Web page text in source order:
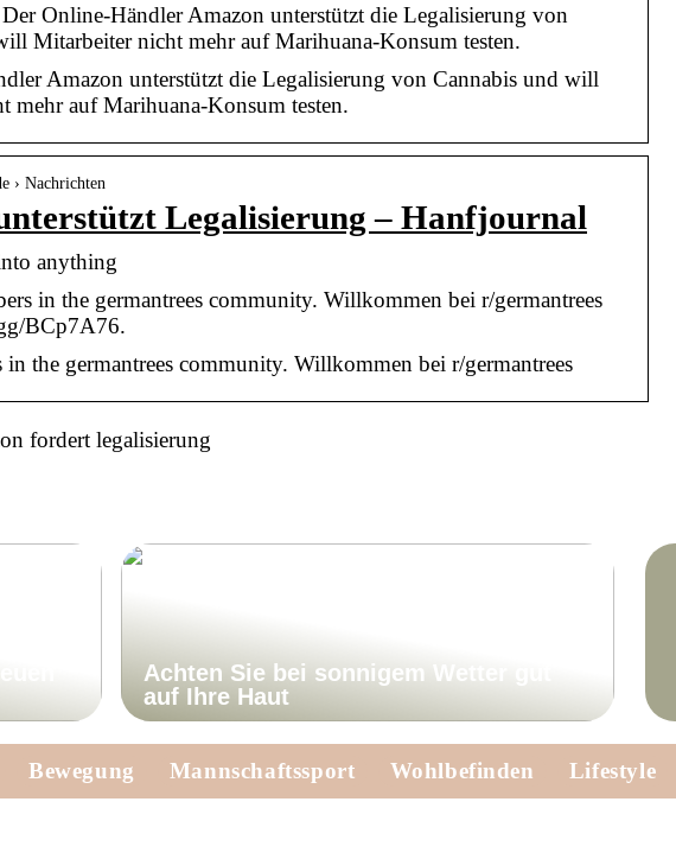
Online-Händler Amazon unterstützt die Legalisierung von
Mitarbeiter nicht mehr auf Marihuana-Konsum testen.
Amazon unterstützt die Legalisierung von Cannabis und will
mehr auf Marihuana-Konsum testen.
› Nachrichten
Legalisierung – Hanfjournal
anything
in the germantrees community. Willkommen bei r/germantrees
BCp7A76.
in the germantrees community. Willkommen bei r/germantrees
fordert legalisierung
Achten Sie bei sonnigem Wetter gut
auf Ihre Haut
Bewegung Mannschaftssport Wohlbefinden Lifestyle